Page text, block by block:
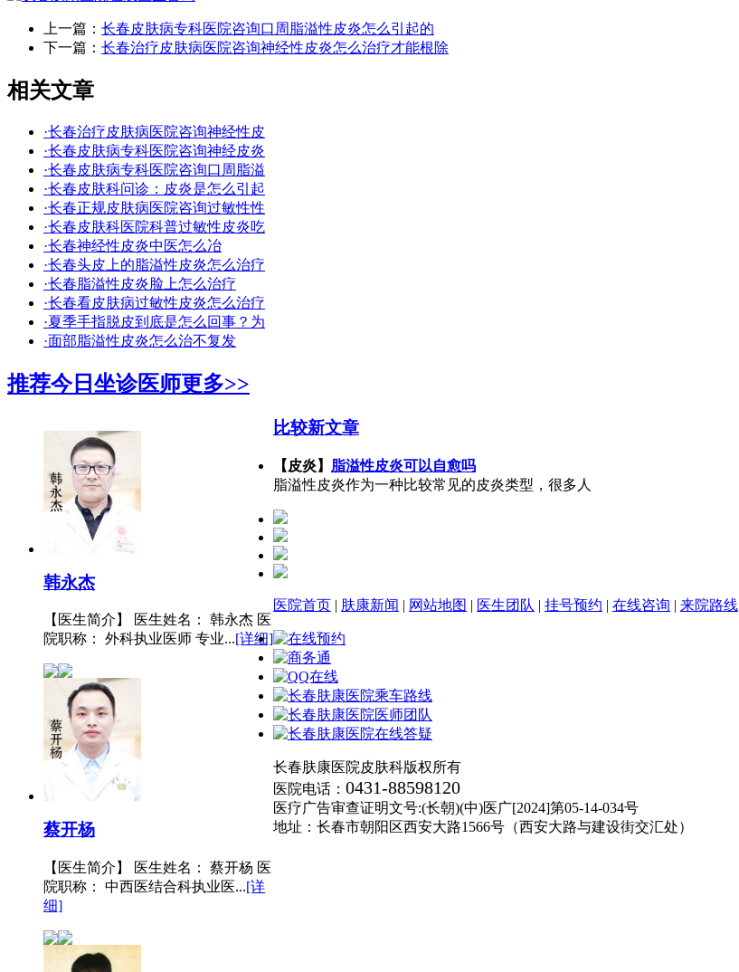
上一篇： 长春皮肤病专科医院咨询口周脂溢性皮炎怎么引起的
下一篇： 长春治疗皮肤病医院咨询神经性皮炎怎么治疗才能根除
相关文章
·长春治疗皮肤病医院咨询神经性皮
·长春皮肤病专科医院咨询神经皮炎
·长春皮肤病专科医院咨询口周脂溢
·长春皮肤科问诊：皮炎是怎么引起
·长春正规皮肤病医院咨询过敏性性
·长春皮肤科医院科普过敏性皮炎吃
·长春神经性皮炎中医怎么冶
·长春头皮上的脂溢性皮炎怎么治疗
·长春脂溢性皮炎脸上怎么治疗
·长春看皮肤病过敏性皮炎怎么治疗
·夏季手指脱皮到底是怎么回事？为
·面部脂溢性皮炎怎么治不复发
推荐今日坐诊医师更多>>
韩永杰
【医生简介】 医生姓名： 韩永杰 医
院职称： 外科执业医师 专业...[详细]
蔡开杨
【医生简介】 医生姓名： 蔡开杨 医
院职称： 中西医结合科执业医...[详
细]
比较新文章
【皮炎】 脂溢性皮炎可以自愈吗
脂溢性皮炎作为一种比较常见的皮炎类型，很多人
医院首页 | 肤康新闻 | 网站地图 | 医生团队 | 挂号预约 | 在线咨询 | 来院路线
长春肤康医院皮肤科版权所有
医院电话： 0431-88598120
医疗广告审查证明文号:(长朝)(中)医广[2024]第05-14-034号
地址：长春市朝阳区西安大路1566号（西安大路与建设街交汇处）